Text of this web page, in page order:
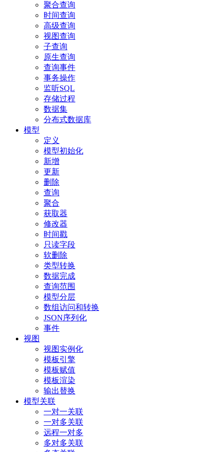
聚合查询
时间查询
高级查询
视图查询
子查询
原生查询
查询事件
事务操作
监听SQL
存储过程
数据集
分布式数据库
模型
定义
模型初始化
新增
更新
删除
查询
聚合
获取器
修改器
时间戳
只读字段
软删除
类型转换
数据完成
查询范围
模型分层
数组访问和转换
JSON序列化
事件
视图
视图实例化
模板引擎
模板赋值
模板渲染
输出替换
模型关联
一对一关联
一对多关联
远程一对多
多对多关联